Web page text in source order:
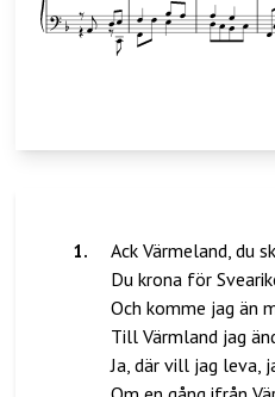
1.
Ack Värmeland, du
Du krona för
Och komme jag än
Till Värmland jag
Ja, där vill jag leva,